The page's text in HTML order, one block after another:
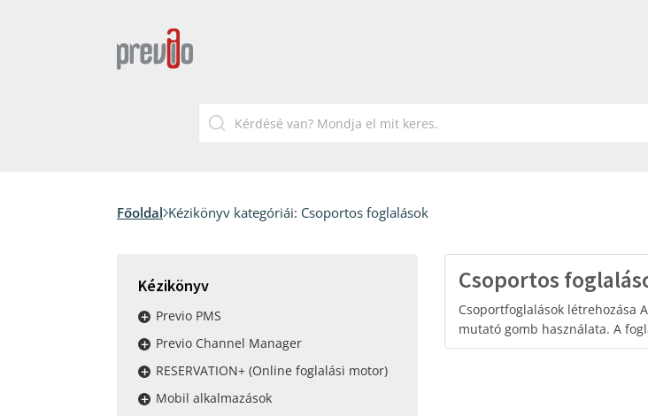
Főoldal Kézikönyv kategóriái: Csoportos foglalások
Kézikönyv
Previo PMS
Previo Channel Manager
RESERVATION+ (Online foglalási motor)
Mobil alkalmazások
Csoportos
Csoportfoglalások létrehozása
mutató gomb használata. A